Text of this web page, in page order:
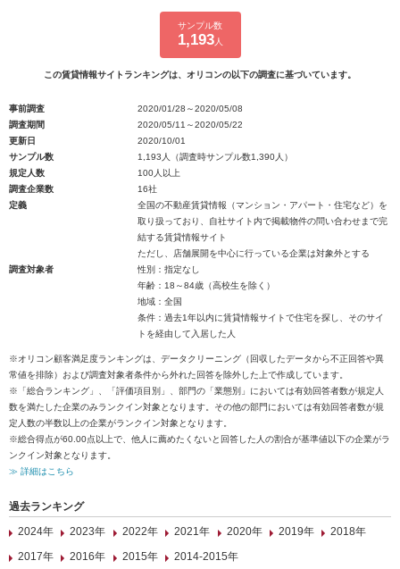
サンプル数
1,193人
この賃貸情報サイトランキングは、オリコンの以下の調査に基づいています。
事前調査
2020/01/28～2020/05/08
調査期間
2020/05/11～2020/05/22
更新日
2020/10/01
サンプル数
1,193人（調査時サンプル数1,390人）
規定人数
100人以上
調査企業数
16社
定義
全国の不動産賃貸情報（マンション・アパート・住宅など）を
取り扱っており、自社サイト内で掲載物件の問い合わせまで完
結する賃貸情報サイト
ただし、店舗展開を中心に行っている企業は対象外とする
調査対象者
性別：指定なし
年齢：18～84歳（高校生を除く）
地域：全国
条件：過去1年以内に賃貸情報サイトで住宅を探し、そのサイ
トを経由して入居した人
※オリコン顧客満足度ランキングは、データクリーニング（回収したデータから不正回答や異
常値を排除）および調査対象者条件から外れた回答を除外した上で作成しています。
※「総合ランキング」、「評価項目別」、部門の「業態別」においては有効回答者数が規定人
数を満たした企業のみランクイン対象となります。その他の部門においては有効回答者数が規
定人数の半数以上の企業がランクイン対象となります。
※総合得点が60.00点以上で、他人に薦めたくないと回答した人の割合が基準値以下の企業がラ
ンクイン対象となります。
≫ 詳細はこちら
過去ランキング
2024年
2023年 2022年 2021年 2020年 2019年
2018年
2017年
2016年 2015年 2014-2015年